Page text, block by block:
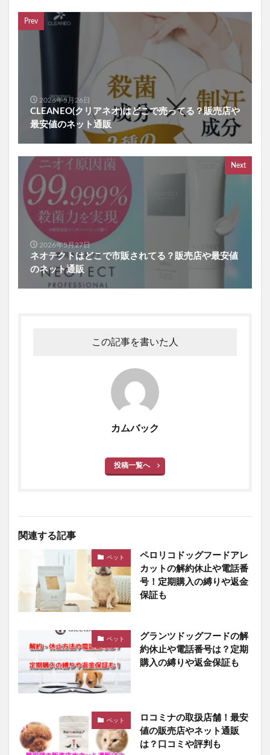
Prev
2026年5月26日
CLEANEO(クリアネオ)はどこで売ってる？販売店や
最安値のネット通販
Next
2026年5月27日
ネオテクトはどこで市販されてる？販売店や最安値
のネット通販
この記事を書いた人
カムバック
投稿一覧へ
関連する記事
ペット
ペロリコドッグフードアレ
カットの解約休止や電話番
号！定期購入の縛りや返金
保証も
ペット
グランツドッグフードの解
約休止や電話番号は？定期
購入の縛りや返金保証も
ペット
ロコミナの取扱店舗！最安
値の販売店やネット通販
は？口コミや評判も